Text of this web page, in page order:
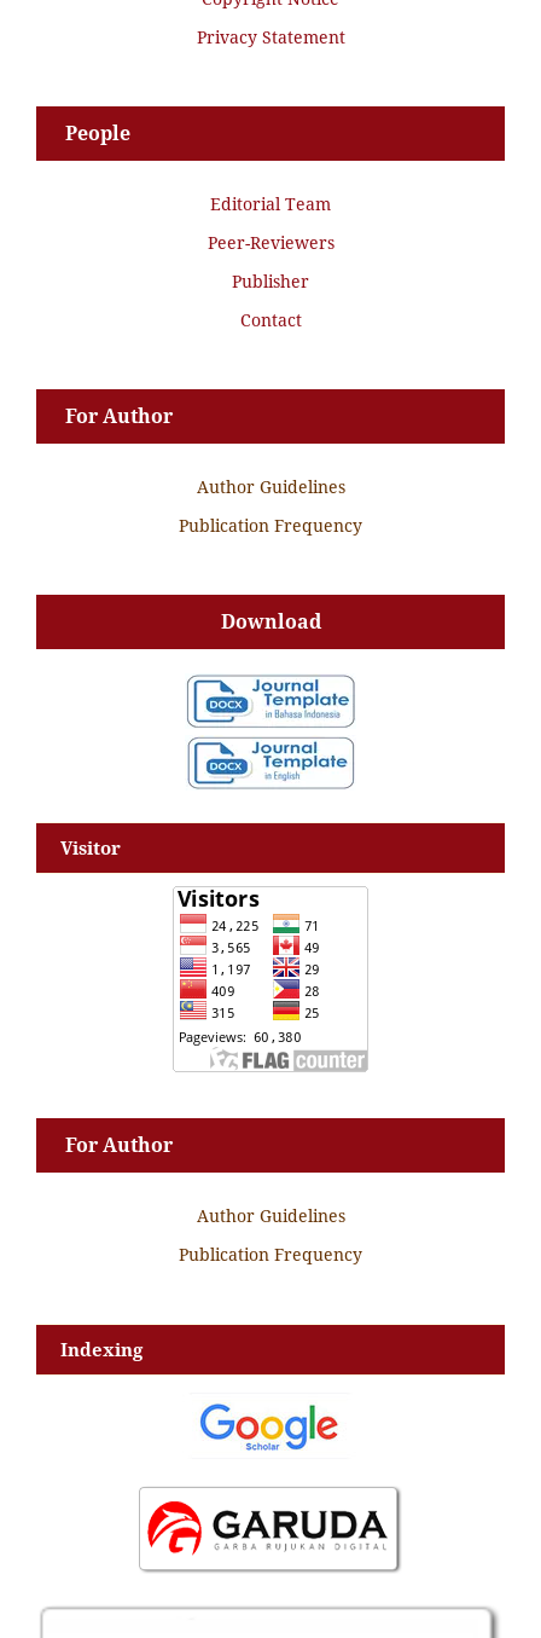
Privacy Statement
People
Editorial Team
Peer-Reviewers
Publisher
Contact
For Author
Author Guidelines
Publication Frequency
Download
Visitor
For Author
Author Guidelines
Publication Frequency
Indexing